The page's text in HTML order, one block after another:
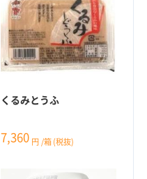
くるみとうふ
7,360 円 /箱 (税抜)